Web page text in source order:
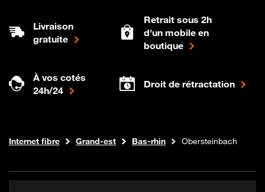
Livraison
gratuite
Retrait sous 2h
d'un mobile en
boutique
À vos cotés
24h/24
Droit de rétractation
Boutique Orange
Internet fibre Grand-est Bas-rhin Obersteinbach